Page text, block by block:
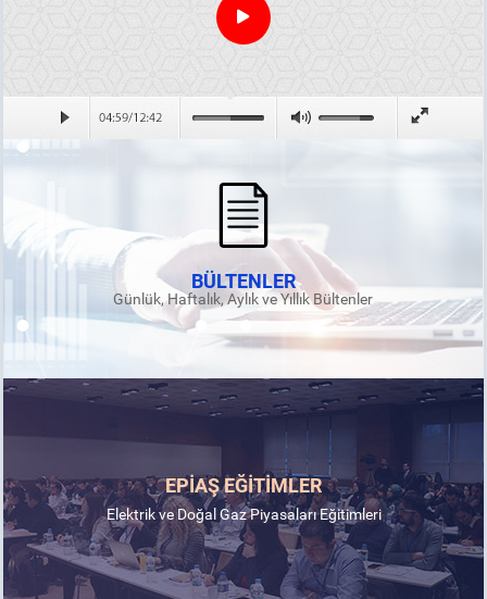
BÜLTENLER
Günlük, Haftalık, Aylık ve Yıllık Bültenler
EPİAŞ EĞİTİMLER
Elektrik ve Doğal Gaz Piyasaları Eğitimleri